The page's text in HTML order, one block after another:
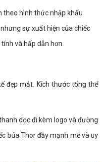
theo hình thức nhập khẩu
sự xuất hiện của chiếc
và hấp dẫn hơn.
đẹp mắt. Kích thước tổng thể
dọc đi kèm logo và đường
búa Thor đầy mạnh mẽ và uy